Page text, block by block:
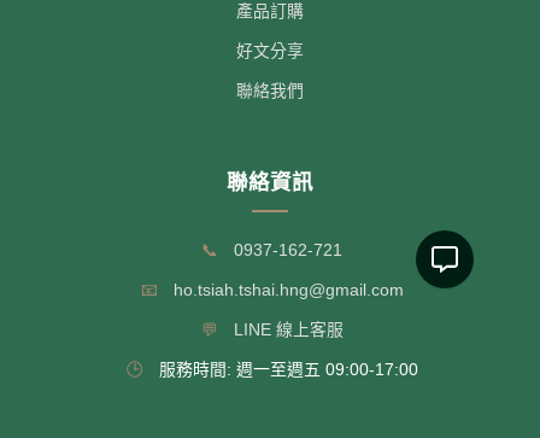
產品訂購
好文分享
聯絡我們
聯絡資訊
📞 0937-162-721
📧 ho.tsiah.tshai.hng@gmail.com
💬 LINE 線上客服
🕒 服務時間: 週一至週五 09:00-17:00